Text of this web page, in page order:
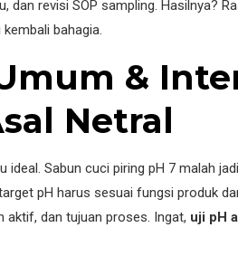
dan revisi SOP sampling. Hasilnya?
bahagia.
&
Netral
ideal. Sabun cuci piring pH 7 malah
pH harus sesuai fungsi produk
aktif, dan tujuan proses. Ingat, uji pH